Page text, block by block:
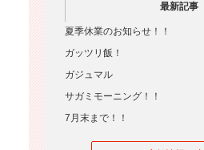
最新記事
夏季休業のお知らせ！！
ガッツリ飯！
ガジュマル
サガミモーニング！！
7月末まで！！